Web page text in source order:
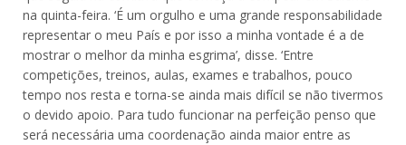
na quinta-feira. ‘É um orgulho e uma grande responsabilidade
representar o meu País e por isso a minha vontade é a de
mostrar o melhor da minha esgrima’, disse. ‘Entre
competições, treinos, aulas, exames e trabalhos, pouco
tempo nos resta e torna-se ainda mais difícil se não tivermos
o devido apoio. Para tudo funcionar na perfeição penso que
será necessária uma coordenação ainda maior entre as